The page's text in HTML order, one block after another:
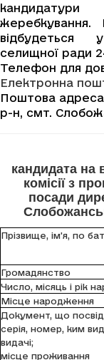
кандидатури
відбудеться
селищної ради
Телефон для
Електронна
Поштова
р-н, смт.
кандидата на
комісії з
посади
Прізвище, ім’я, по
Громадянство
Число, місяць і рік
Місце народження
Документ, що
серія, номер, ким
видачі;
місце проживання